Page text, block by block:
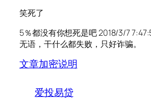
笑死了
5％都没有你想死是吧 2018/3/7
无语，干什么都失败，只好诈骗。
文章加密说明
爱投易贷